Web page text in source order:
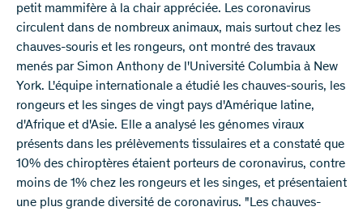
petit mammifère à la chair appréciée. Les coronavirus
circulent dans de nombreux animaux, mais surtout chez les
chauves-souris et les rongeurs, ont montré des travaux
menés par Simon Anthony de l'Université Columbia à New
York. L'équipe internationale a étudié les chauves-souris, les
rongeurs et les singes de vingt pays d'Amérique latine,
d'Afrique et d'Asie. Elle a analysé les génomes viraux
présents dans les prélèvements tissulaires et a constaté que
10% des chiroptères étaient porteurs de coronavirus, contre
moins de 1% chez les rongeurs et les singes, et présentaient
une plus grande diversité de coronavirus. "Les chauves-